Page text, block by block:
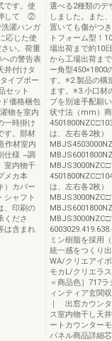
です。使
押して ②
濯ハンガ
応じた使
い。荷重
の警告表
井付けタ
イプポー
セット
ド価格梱包
物を室内
一時掛け
す。部材
作材室内
仕様 ̶調
内物干
メカ本
）カバー
シャフト
、印刷の
くださ
は含まれ
選べる2種類のデ
しました。また
置いても傷がつ
トフォーム型！
場出荷まで約10
から工場出荷ま
ー角型450×1800
す。※2.製品の構
ます。※3.小口材
プを別途手配
状寸法（mm）
は、左右各2枚）
は、左右各2枚）
ミン樹脂を採用
統一感をつくり
WA/クリエアイ
モカL/クリエラ
＝商品色］717
ィンティア玄関
｜ 出窓カウン
ス室内物干し天
ートカウンター
パネル商品詳細